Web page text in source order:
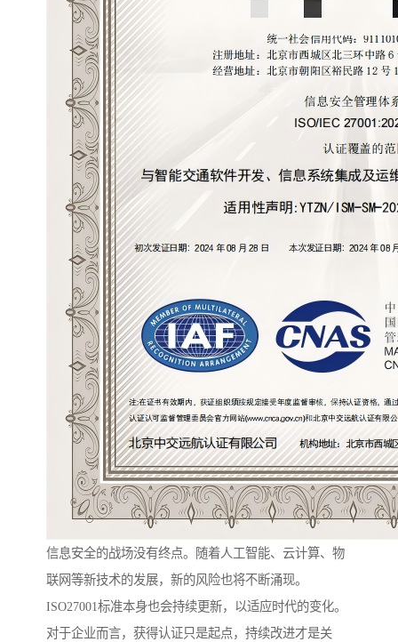
信息安全的战场没有终点。随着人工智能、云计算、物
联网等新技术的发展，新的风险也将不断涌现。
ISO27001标准本身也会持续更新，以适应时代的变化。
对于企业而言，获得认证只是起点，持续改进才是关